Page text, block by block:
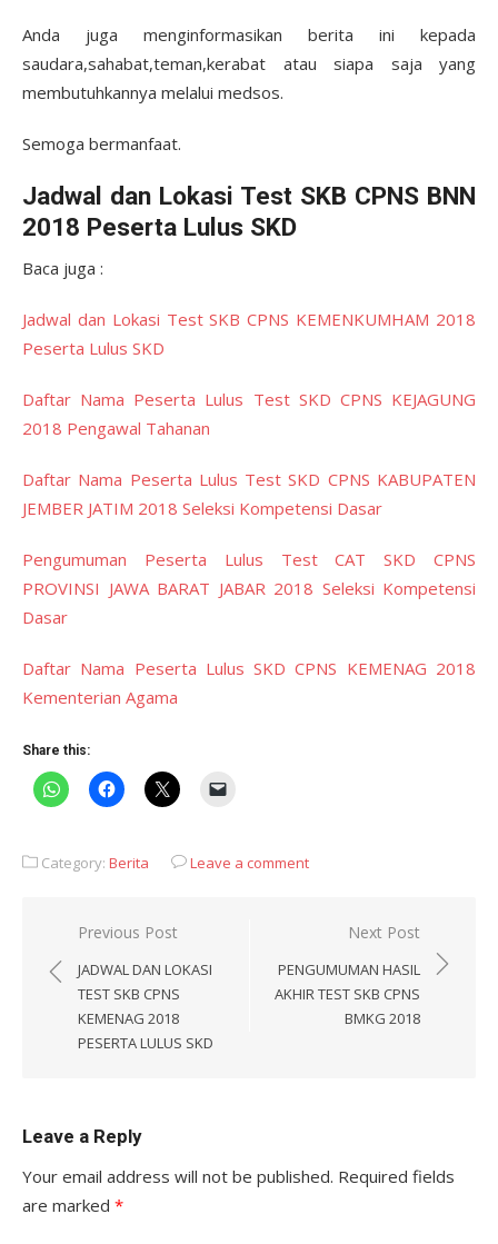
Anda juga menginformasikan berita ini kepada
saudara,sahabat,teman,kerabat atau siapa saja yang
membutuhkannya melalui medsos.
Semoga bermanfaat.
Jadwal dan Lokasi Test SKB CPNS BNN
2018 Peserta Lulus SKD
Baca juga :
Jadwal dan Lokasi Test SKB CPNS KEMENKUMHAM 2018
Peserta Lulus SKD
Daftar Nama Peserta Lulus Test SKD CPNS KEJAGUNG
2018 Pengawal Tahanan
Daftar Nama Peserta Lulus Test SKD CPNS KABUPATEN
JEMBER JATIM 2018 Seleksi Kompetensi Dasar
Pengumuman Peserta Lulus Test CAT SKD CPNS
PROVINSI JAWA BARAT JABAR 2018 Seleksi Kompetensi
Dasar
Daftar Nama Peserta Lulus SKD CPNS KEMENAG 2018
Kementerian Agama
Share this:
Category: Berita Leave a comment
Post
navigation
Previous Post
JADWAL DAN LOKASI
TEST SKB CPNS
KEMENAG 2018
PESERTA LULUS SKD
Next Post
PENGUMUMAN HASIL
AKHIR TEST SKB CPNS
BMKG 2018
Leave a Reply
Your email address will not be published. Required fields
are marked *